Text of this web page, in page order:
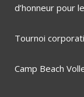
d’honneur pour
Tournoi
Camp Beach